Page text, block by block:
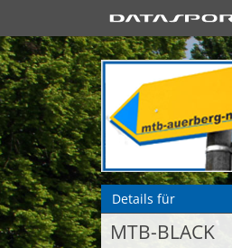
Details für
MTB-BLACK